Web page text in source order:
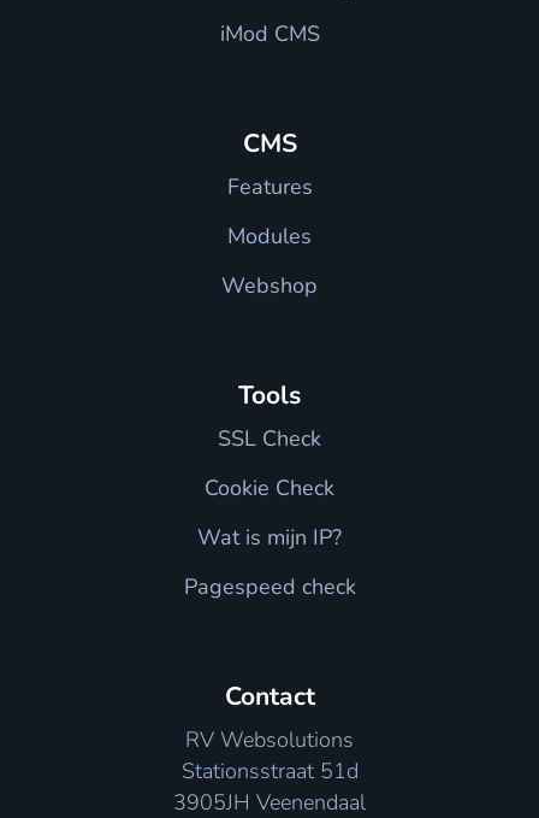
iMod CMS
CMS
Features
Modules
Webshop
Tools
SSL Check
Cookie Check
Wat is mijn IP?
Pagespeed check
Contact
RV Websolutions
Stationsstraat 51d
3905JH Veenendaal